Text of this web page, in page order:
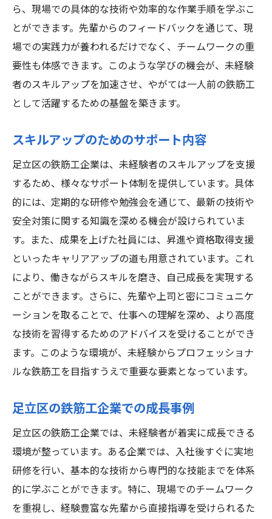
ら、現場での具体的な技術や効率的な作業手順を学ぶこ
とができます。先輩からのフィードバックを通じて、現
場での実践力が養われるだけでなく、チームワークの重
要性も体感できます。このような学びの機会が、未経験
者のスキルアップを加速させ、やがては一人前の鉄筋工
として活躍するための基盤を築きます。
スキルアップのためのサポート内容
足立区の鉄筋工企業は、未経験者のスキルアップを支援
するため、様々なサポート体制を提供しています。具体
的には、定期的な研修や勉強会を通じて、最新の技術や
安全対策に関する知識を深める機会が設けられていま
す。また、成果を上げた社員には、昇進や資格取得支援
といったキャリアアップの道も用意されています。これ
により、働きながらスキルを磨き、自己成長を実現する
ことができます。さらに、先輩や上司と密にコミュニケ
ーションを取ることで、仕事への理解を深め、より高度
な技術を習得するためのアドバイスを受けることができ
ます。このような環境が、未経験からプロフェッショナ
ルな鉄筋工を目指すうえで重要な要素となっています。
足立区の鉄筋工企業での成長事例
足立区の鉄筋工企業では、未経験者が着実に成長できる
環境が整っています。ある企業では、入社後すぐに実地
研修を行い、基本的な技術から専門的な技能までを体系
的に学ぶことができます。特に、現場でのチームワーク
を重視し、経験豊富な先輩から直接指導を受けられるた